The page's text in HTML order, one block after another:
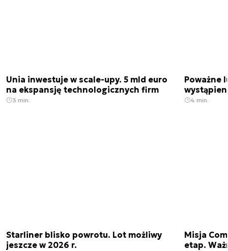
Unia inwestuje w scale-upy. 5 mld euro
na ekspansję technologicznych firm
3 min.
Poważne
4 min.
Starliner blisko powrotu. Lot możliwy
jeszcze w 2026 r.
Misja
etap.